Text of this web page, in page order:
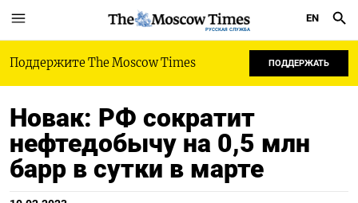
РУССКАЯ СЛУЖБА
EN
Поддержите The Moscow Times ПОДДЕРЖАТЬ
Новак: РФ сократит
нефтедобычу на 0,5 млн
барр в сутки в марте